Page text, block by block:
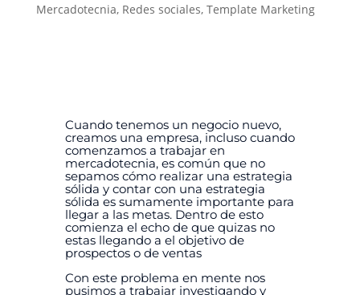
Mercadotecnia, Redes sociales, Template Marketing
Cuando tenemos un negocio nuevo,
creamos una empresa, incluso cuando
comenzamos a trabajar en
mercadotecnia, es común que no
sepamos cómo realizar una estrategia
sólida y contar con una estrategia
sólida es sumamente importante para
llegar a las metas. Dentro de esto
comienza el echo de que quizas no
estas llegando a el objetivo de
prospectos o de ventas
Con este problema en mente nos
pusimos a trabajar investigando y